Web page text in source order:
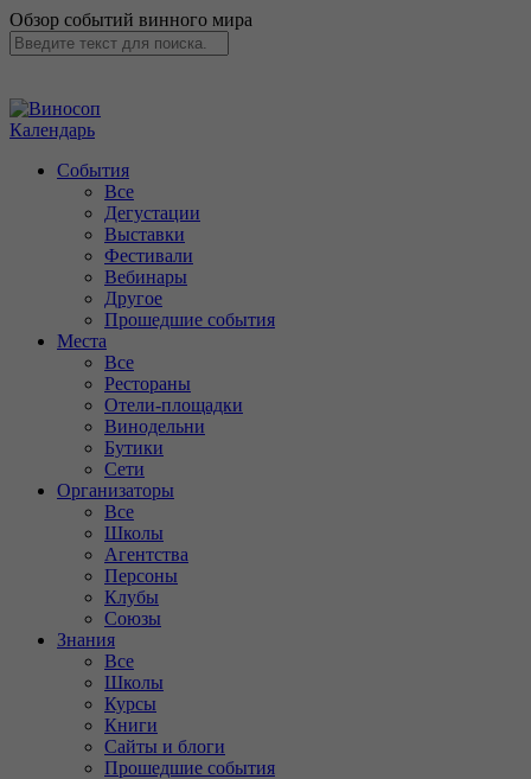
Обзор событий винного мира
Календарь
События
Все
Дегустации
Выставки
Фестивали
Вебинары
Другое
Прошедшие события
Места
Все
Рестораны
Отели-площадки
Винодельни
Бутики
Сети
Организаторы
Все
Школы
Агентства
Персоны
Клубы
Союзы
Знания
Все
Школы
Курсы
Книги
Сайты и блоги
Прошедшие события